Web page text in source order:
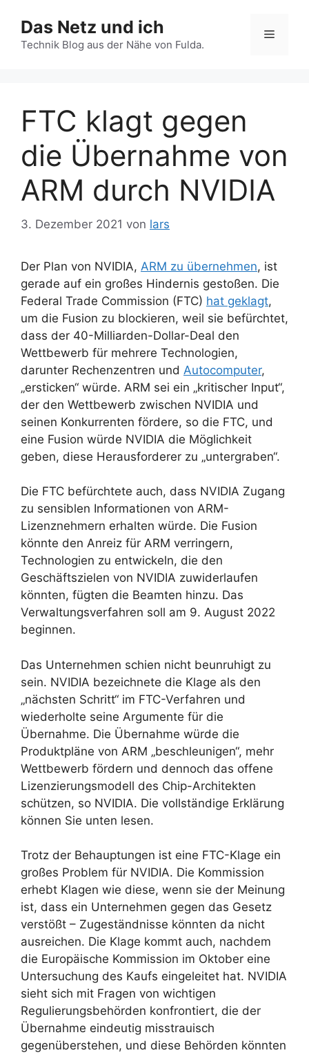
Inhalt
springen
Das Netz und ich
Technik Blog aus der Nähe von Fulda.
Menü
FTC klagt gegen
die Übernahme von
ARM durch NVIDIA
3. Dezember 2021 von lars
Der Plan von NVIDIA, ARM zu übernehmen, ist
gerade auf ein großes Hindernis gestoßen. Die
Federal Trade Commission (FTC) hat geklagt,
um die Fusion zu blockieren, weil sie befürchtet,
dass der 40-Milliarden-Dollar-Deal den
Wettbewerb für mehrere Technologien,
darunter Rechenzentren und Autocomputer,
„ersticken“ würde. ARM sei ein „kritischer Input“,
der den Wettbewerb zwischen NVIDIA und
seinen Konkurrenten fördere, so die FTC, und
eine Fusion würde NVIDIA die Möglichkeit
geben, diese Herausforderer zu „untergraben“.
Die FTC befürchtete auch, dass NVIDIA Zugang
zu sensiblen Informationen von ARM-
Lizenznehmern erhalten würde. Die Fusion
könnte den Anreiz für ARM verringern,
Technologien zu entwickeln, die den
Geschäftszielen von NVIDIA zuwiderlaufen
könnten, fügten die Beamten hinzu. Das
Verwaltungsverfahren soll am 9. August 2022
beginnen.
Das Unternehmen schien nicht beunruhigt zu
sein. NVIDIA bezeichnete die Klage als den
„nächsten Schritt“ im FTC-Verfahren und
wiederholte seine Argumente für die
Übernahme. Die Übernahme würde die
Produktpläne von ARM „beschleunigen“, mehr
Wettbewerb fördern und dennoch das offene
Lizenzierungsmodell des Chip-Architekten
schützen, so NVIDIA. Die vollständige Erklärung
können Sie unten lesen.
Trotz der Behauptungen ist eine FTC-Klage ein
großes Problem für NVIDIA. Die Kommission
erhebt Klagen wie diese, wenn sie der Meinung
ist, dass ein Unternehmen gegen das Gesetz
verstößt – Zugeständnisse könnten da nicht
ausreichen. Die Klage kommt auch, nachdem
die Europäische Kommission im Oktober eine
Untersuchung des Kaufs eingeleitet hat. NVIDIA
sieht sich mit Fragen von wichtigen
Regulierungsbehörden konfrontiert, die der
Übernahme eindeutig misstrauisch
gegenüberstehen, und diese Behörden könnten